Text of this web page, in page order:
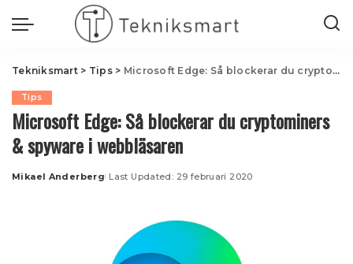
Tekniksmart> Tips> Microsoft Edge: Så blockerar du cryptominers & spyware i webbläsaren
Tips
Microsoft Edge: Så blockerar du cryptominers
& spyware i webbläsaren
Posted
Mikael Anderberg Last Updated: 29 februari 2020